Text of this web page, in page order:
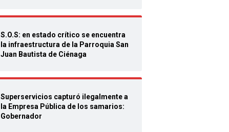
S.O.S: en estado crítico se encuentra
la infraestructura de la Parroquia San
Juan Bautista de Ciénaga
Superservicios capturó ilegalmente a
la Empresa Pública de los samarios:
Gobernador